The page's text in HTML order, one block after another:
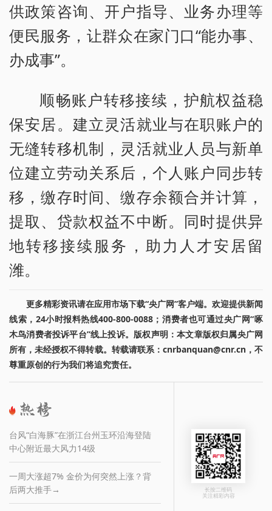
供政策咨询、开户指导、业务办理等
便民服务，让群众在家门口“能办事、
办成事”。
顺畅账户转移接续，护航权益稳
保安居。建立灵活就业与在职账户的
无缝转移机制，灵活就业人员与新单
位建立劳动关系后，个人账户同步转
移，缴存时间、缴存余额合并计算，
提取、贷款权益不中断。同时提供异
地转移接续服务，助力人才安居留
潍。
更多精彩资讯请在应用市场下载“央广网”客户端。欢迎提供新闻
线索，24小时报料热线400-800-0088；消费者也可通过央广网“啄
木鸟消费者投诉平台”线上投诉。版权声明：本文章版权归属央广网
所有，未经授权不得转载。转载请联系：cnrbanquan@cnr.cn，不
尊重原创的行为我们将追究责任。
台风“白海豚”在浙江台州玉环沿海登陆
中心附近最大风力14级
一周大涨超7% 金价为何突然上涨？背
后两大推手→
长按二维码
关注精彩内容